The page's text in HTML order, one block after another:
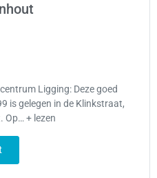
Ligging: Deze goed
is gelegen in de Klinkstraat,
Op… + lezen